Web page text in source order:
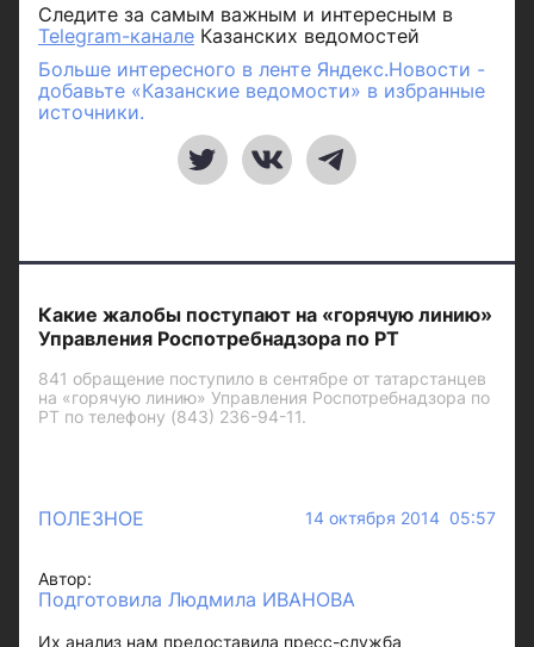
Следите за самым важным и интересным в
Telegram-канале Казанских ведомостей
Больше интересного в ленте Яндекс.Новости -
добавьте «Казанские ведомости» в избранные
источники.
Какие жалобы поступают на «горячую линию»
Управления Роспотребнадзора по РТ
841 обращение поступило в сентябре от татарстанцев
на «горячую линию» Управления Роспотребнадзора по
РТ по телефону (843) 236-94-11.
ПОЛЕЗНОЕ 14 октября 2014 05:57
Автор:
Подготовила Людмила ИВАНОВА
Их анализ нам предоставила пресс-служба